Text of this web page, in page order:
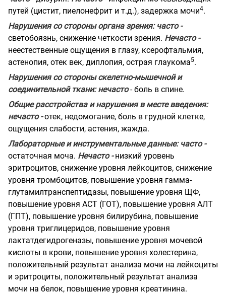
путей (цистит, пиелонефрит и т.д.), задержка мочи4.
Нарушения со стороны органа зрения: часто -
светобоязнь, снижение четкости зрения. Нечасто -
неестественные ощущения в глазу, ксерофтальмия,
астенопия, отек век, диплопия, острая глаукома5.
Нарушения со стороны скелетно-мышечной и
соединительной ткани: нечасто- боль в спине.
Общие расстройства и нарушения в месте введения:
нечасто -отек, недомогание, боль в грудной клетке,
ощущения слабости, астения, жажда.
Лабораторные и инструментальные данные: часто -
остаточная моча. Нечасто -низкий уровень
эритроцитов, снижение уровня лейкоцитов, снижение
уровня тромбоцитов, повышение уровня гамма-
глутамилтранспептидазы, повышение уровня ЩФ,
повышение уровня ACT (ГОТ), повышение уровня АЛТ
(ГПТ), повышение уровня билирубина, повышение
уровня триглицеридов, повышение уровня
лактатдегидрогеназы, повышение уровня мочевой
кислоты в крови, повышение уровня холестерина,
положительный результат анализа мочи на лейкоциты
и эритроциты, положительный результат анализа
мочи на белок, повышение уровня креатинина.